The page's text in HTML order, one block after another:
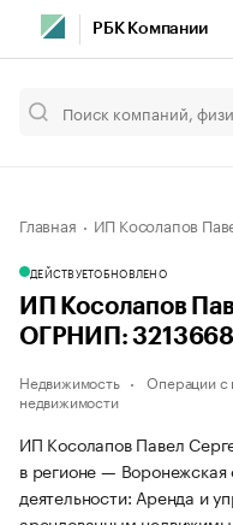
РБК Компании
Главная ИП Косолапов
ДЕЙСТВУЕТОБНОВЛЕНО
ИП Косолапов
ОГРНИП:
Недвижимость Операции с
недвижимости
ИП Косолапов Павел
в регионе — Воронежская
деятельности: Аренда и